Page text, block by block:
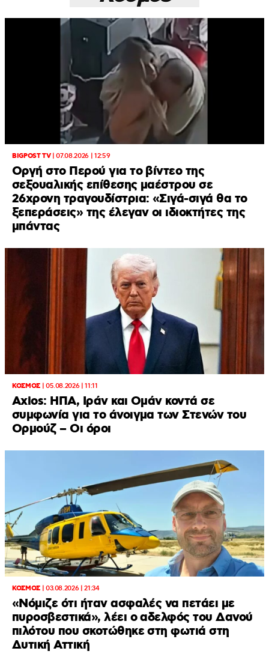
BIGPOST TV|07.08.2026 | 12:59
Οργή στο Περού για το βίντεο της
σεξουαλικής επίθεσης μαέστρου σε
26χρονη τραγουδίστρια: «Σιγά-σιγά θα το
ξεπεράσεις» της έλεγαν οι ιδιοκτήτες της
μπάντας
ΚΟΣΜΟΣ| 05.08.2026 | 11:11
Axios: ΗΠΑ, Ιράν και Ομάν κοντά σε
συμφωνία για το άνοιγμα των Στενών του
Ορμούζ – Οι όροι
ΚΟΣΜΟΣ| 03.08.2026 | 21:34
«Νόμιζε ότι ήταν ασφαλές να πετάει με
πυροσβεστικά», λέει ο αδελφός του Δανού
πιλότου που σκοτώθηκε στη φωτιά στη
Δυτική Αττική